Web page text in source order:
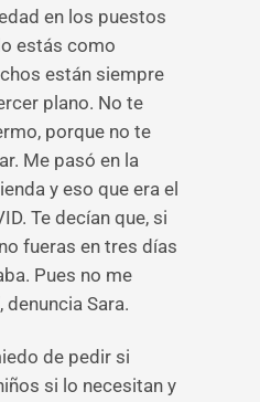
en los puestos
estás como
están siempre
plano. No te
porque no te
Me pasó en la
y eso que era el
Te decían que, si
fueras en tres días
Pues no me
denuncia Sara.
de pedir si
si lo necesitan y